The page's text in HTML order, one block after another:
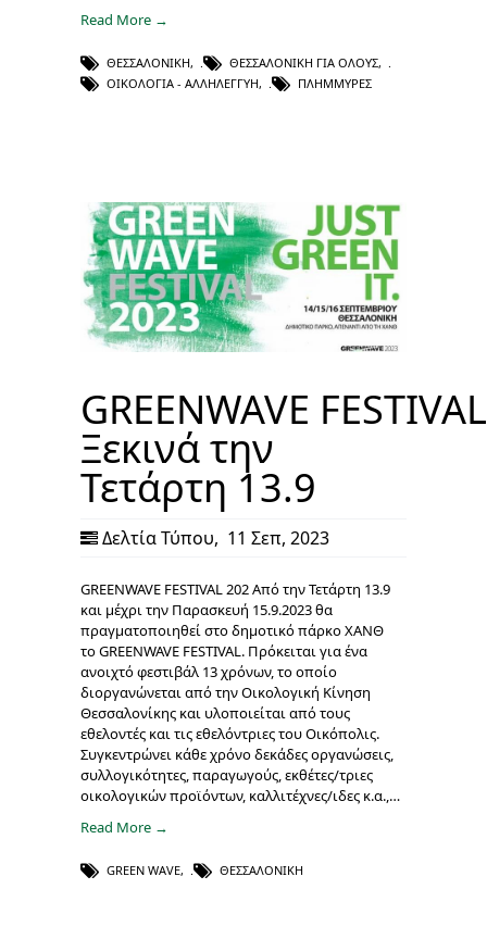
Read More →
ΘΕΣΣΑΛΟΝΊΚΗ, ΘΕΣΣΑΛΟΝΊΚΗ ΓΙΑ ΌΛΟΥΣ,
ΟΙΚΟΛΟΓΊΑ - ΑΛΛΗΛΕΓΓΎΗ, ΠΛΗΜΜΎΡΕΣ
GREENWAVE
Ξεκινά την
Τετάρτη 13.9
Δελτία Τύπου, 11 Σεπ, 2023
GREENWAVE FESTIVAL 202 Από την Τετάρτη 13.9
και μέχρι την Παρασκευή 15.9.2023 θα
πραγματοποιηθεί στο δημοτικό πάρκο ΧΑΝΘ
το GREENWAVE FESTIVAL. Πρόκειται για ένα
ανοιχτό φεστιβάλ 13 χρόνων, το οποίο
διοργανώνεται από την Οικολογική Κίνηση
Θεσσαλονίκης και υλοποιείται από τους
εθελοντές και τις εθελόντριες του Οικόπολις.
Συγκεντρώνει κάθε χρόνο δεκάδες οργανώσεις,
συλλογικότητες, παραγωγούς, εκθέτες/τριες
οικολογικών προϊόντων, καλλιτέχνες/ιδες κ.α.,…
Read More →
GREEN WAVE, ΘΕΣΣΑΛΟΝΊΚΗ